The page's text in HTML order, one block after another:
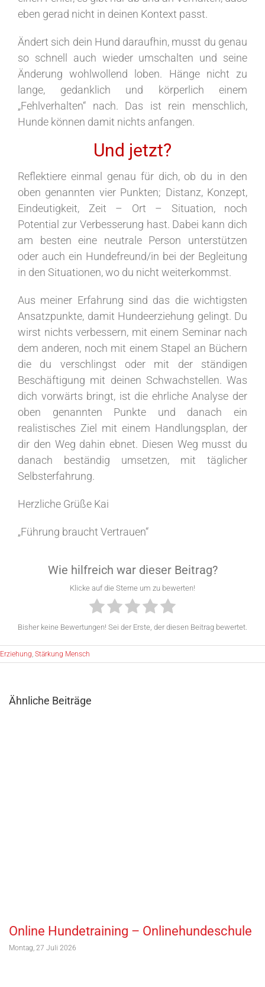
eben gerad nicht in deinen Kontext passt.
Ändert sich dein Hund daraufhin, musst du genau
so schnell auch wieder umschalten und seine
Änderung wohlwollend loben. Hänge nicht zu
lange, gedanklich und körperlich einem
„Fehlverhalten“ nach. Das ist rein menschlich,
Hunde können damit nichts anfangen.
Und jetzt?
Reflektiere einmal genau für dich, ob du in den
oben genannten vier Punkten; Distanz, Konzept,
Eindeutigkeit, Zeit – Ort – Situation, noch
Potential zur Verbesserung hast. Dabei kann dich
am besten eine neutrale Person unterstützen
oder auch ein Hundefreund/in bei der Begleitung
in den Situationen, wo du nicht weiterkommst.
Aus meiner Erfahrung sind das die wichtigsten
Ansatzpunkte, damit Hundeerziehung gelingt. Du
wirst nichts verbessern, mit einem Seminar nach
dem anderen, noch mit einem Stapel an Büchern
die du verschlingst oder mit der ständigen
Beschäftigung mit deinen Schwachstellen. Was
dich vorwärts bringt, ist die ehrliche Analyse der
oben genannten Punkte und danach ein
realistisches Ziel mit einem Handlungsplan, der
dir den Weg dahin ebnet. Diesen Weg musst du
danach beständig umsetzen, mit täglicher
Selbsterfahrung.
Herzliche Grüße Kai
„Führung braucht Vertrauen“
Wie hilfreich war dieser Beitrag?
Klicke auf die Sterne um zu bewerten!
Bisher keine Bewertungen! Sei der Erste, der diesen Beitrag bewertet.
Erziehung, Stärkung Mensch
Ähnliche Beiträge
Online Hundetraining – Onlinehundeschule
Montag, 27 Juli 2026